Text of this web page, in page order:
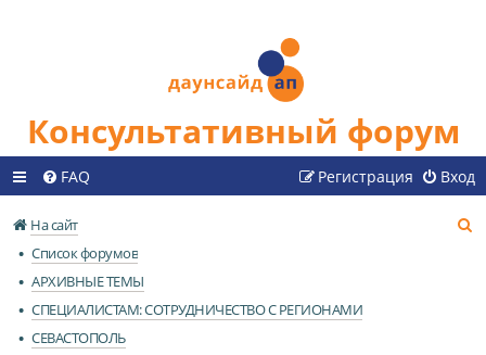
Консультативный форум
FAQ Вход
Регистрация
На сайт
Список форумов
АРХИВНЫЕ ТЕМЫ
СПЕЦИАЛИСТАМ: СОТРУДНИЧЕСТВО С РЕГИОНАМИ
СЕВАСТОПОЛЬ